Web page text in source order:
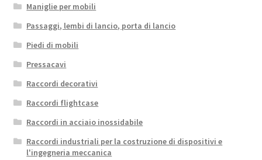
Maniglie per mobili
Passaggi, lembi di lancio, porta di lancio
Piedi di mobili
Pressacavi
Raccordi decorativi
Raccordi flightcase
Raccordi in acciaio inossidabile
Raccordi industriali per la costruzione di dispositivi e
l'ingegneria meccanica